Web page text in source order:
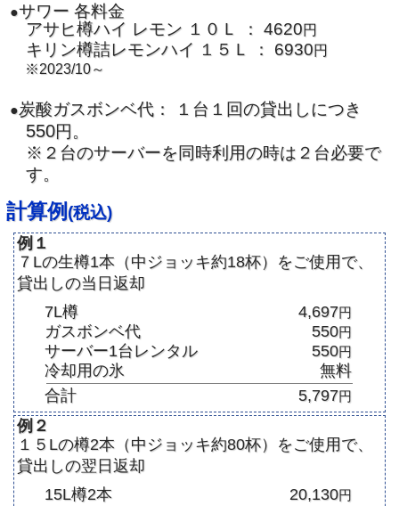
●サワー 各料金
アサヒ樽ハイ レモン １０Ｌ ： 4620円
キリン樽詰レモンハイ １５Ｌ ： 6930円
※2023/10～
●炭酸ガスボンベ代： １台１回の貸出しにつき
550円。
※２台のサーバーを同時利用の時は２台必要で
す。
計算例 (税込)
例１
７Lの生樽1本（中ジョッキ約18杯）をご使用で、
貸出しの当日返却
7L樽
4,697円
ガスボンベ代 550円
サーバー1台レンタル 550円
冷却用の氷
無料
合計
5,797円
例２
１５Lの樽2本（中ジョッキ約80杯）をご使用で、
貸出しの翌日返却
15L樽2本
20,130円